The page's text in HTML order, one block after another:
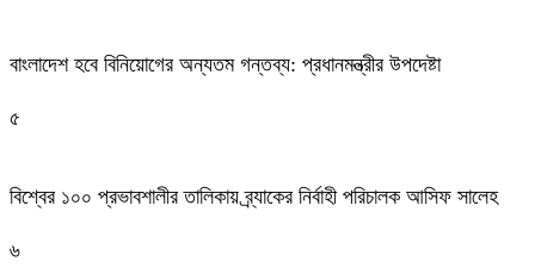
বাংলাদেশ হবে বিনিয়োগের অন্যতম গন্তব্য: প্রধানমন্ত্রীর উপদেষ্টা
৫
বিশ্বের ১০০ প্রভাবশালীর তালিকায় ব্র্যাকের নির্বাহী পরিচালক আসিফ সালেহ
৬